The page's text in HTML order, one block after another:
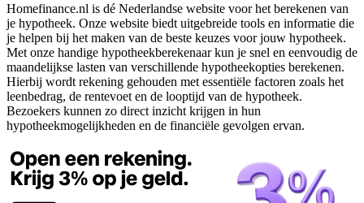
Homefinance.nl is dé Nederlandse website voor het berekenen van
je hypotheek. Onze website biedt uitgebreide tools en informatie die
je helpen bij het maken van de beste keuzes voor jouw hypotheek.
Met onze handige hypotheekberekenaar kun je snel en eenvoudig de
maandelijkse lasten van verschillende hypotheekopties berekenen.
Hierbij wordt rekening gehouden met essentiële factoren zoals het
leenbedrag, de rentevoet en de looptijd van de hypotheek.
Bezoekers kunnen zo direct inzicht krijgen in hun
hypotheekmogelijkheden en de financiële gevolgen ervan.